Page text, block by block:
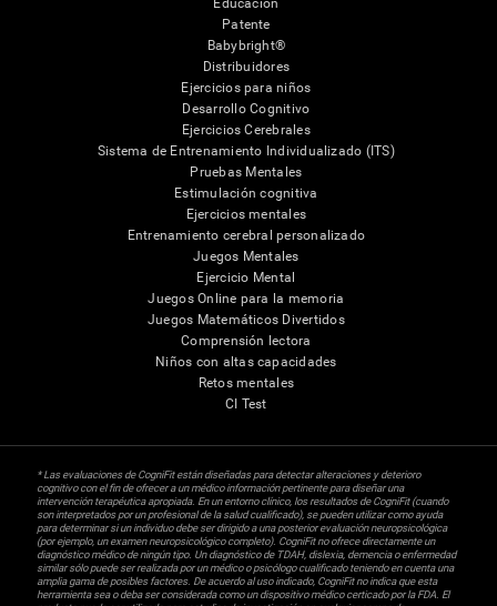
Educación
Patente
Babybright®
Distribuidores
Ejercicios para niños
Desarrollo Cognitivo
Ejercicios Cerebrales
Sistema de Entrenamiento Individualizado (ITS)
Pruebas Mentales
Estimulación cognitiva
Ejercicios mentales
Entrenamiento cerebral personalizado
Juegos Mentales
Ejercicio Mental
Juegos Online para la memoria
Juegos Matemáticos Divertidos
Comprensión lectora
Niños con altas capacidades
Retos mentales
CI Test
* Las evaluaciones de CogniFit están diseñadas para detectar alteraciones y deterioro
cognitivo con el fin de ofrecer a un médico información pertinente para diseñar una
intervención terapéutica apropiada. En un entorno clínico, los resultados de CogniFit (cuando
son interpretados por un profesional de la salud cualificado), se pueden utilizar como ayuda
para determinar si un individuo debe ser dirigido a una posterior evaluación neuropsicológica
(por ejemplo, un examen neuropsicológico completo). CogniFit no ofrece directamente un
diagnóstico médico de ningún tipo. Un diagnóstico de TDAH, dislexia, demencia o enfermedad
similar sólo puede ser realizada por un médico o psicólogo cualificado teniendo en cuenta una
amplia gama de posibles factores. De acuerdo al uso indicado, CogniFit no indica que esta
herramienta sea o deba ser considerada como un dispositivo médico certicado por la FDA. El